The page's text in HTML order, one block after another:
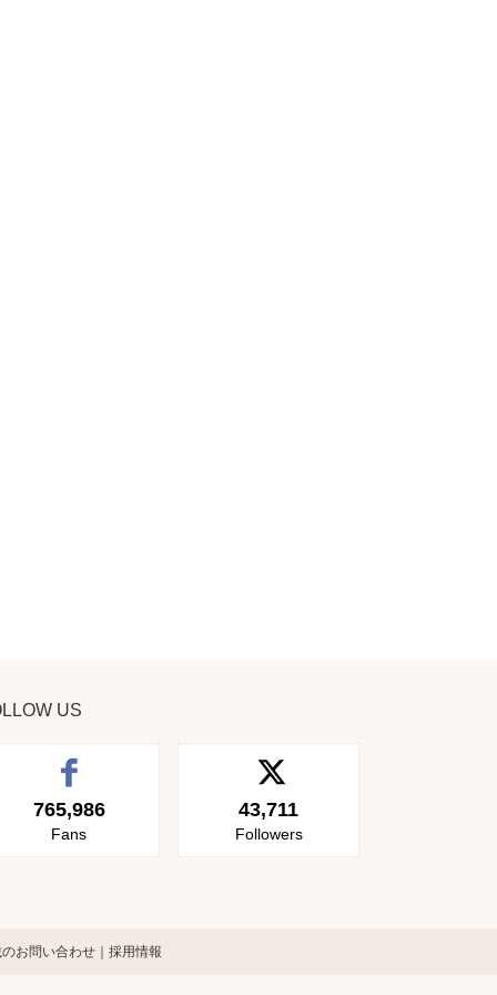
US
765,986
Fans
43,711
Followers
お問い合わせ 採用情報